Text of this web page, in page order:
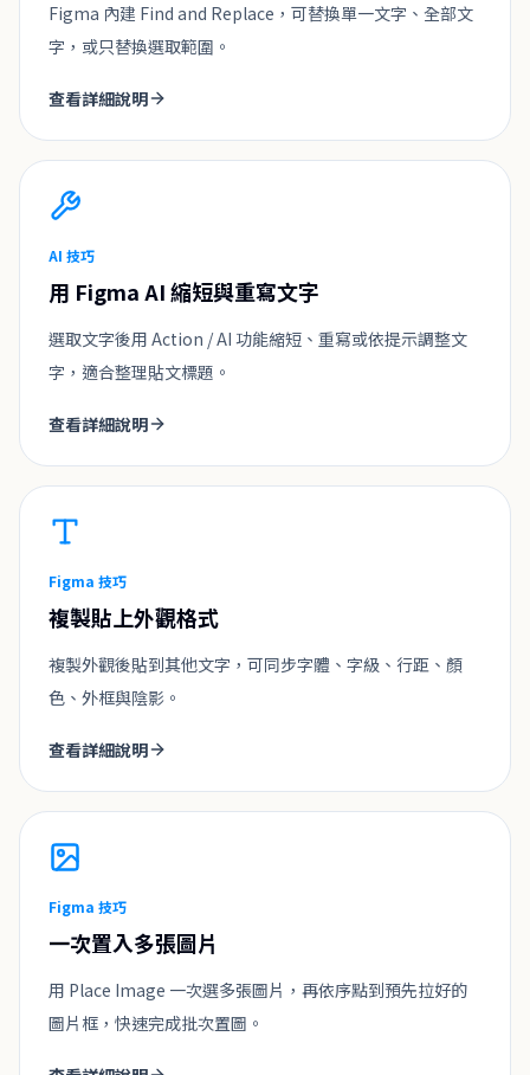
Figma 內建 Find and Replace，可替換單一文字、全部文
字，或只替換選取範圍。
查看詳細說明
AI 技巧
用 Figma AI 縮短與重寫文字
選取文字後用 Action / AI 功能縮短、重寫或依提示調整文
字，適合整理貼文標題。
查看詳細說明
Figma 技巧
複製貼上外觀格式
複製外觀後貼到其他文字，可同步字體、字級、行距、顏
色、外框與陰影。
查看詳細說明
Figma 技巧
一次置入多張圖片
用 Place Image 一次選多張圖片，再依序點到預先拉好的
圖片框，快速完成批次置圖。